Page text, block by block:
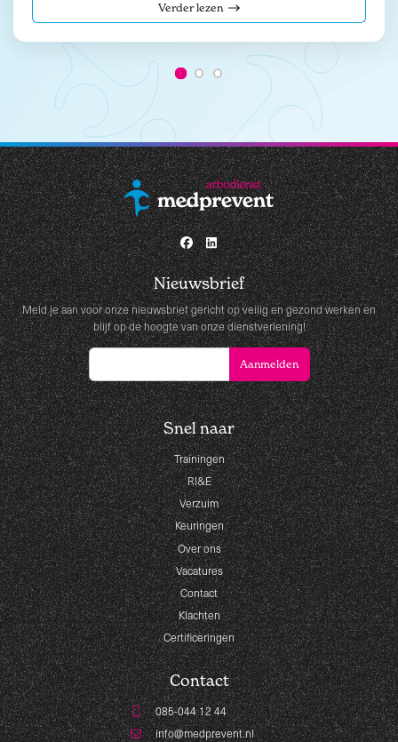
Verder lezen
Nieuwsbrief
Meld je aan voor onze nieuwsbrief gericht op veilig en gezond werken en
blijf op de hoogte van onze dienstverlening!
Snel naar
Trainingen
RI&E
Verzuim
Keuringen
Over ons
Vacatures
Contact
Klachten
Certificeringen
Contact
085-044 12 44
info@medprevent.nl